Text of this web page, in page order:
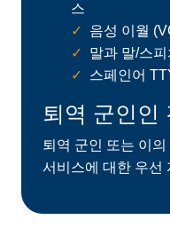
스
음성 이월
말과 말/스피
스페인어
퇴역 군인인
퇴역 군인 또는 이
서비스에 대한 우선